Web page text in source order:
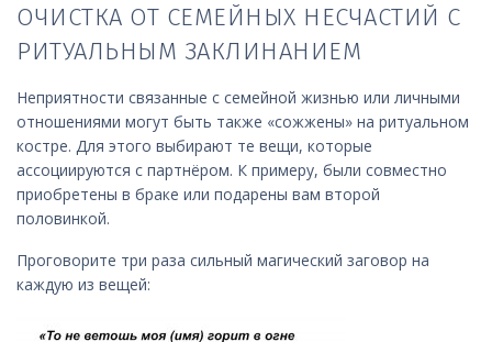
ОЧИСТКА ОТ СЕМЕЙНЫХ НЕСЧАСТИЙ С
РИТУАЛЬНЫМ ЗАКЛИНАНИЕМ
Неприятности связанные с семейной жизнью или личными
отношениями могут быть также «сожжены» на ритуальном
костре. Для этого выбирают те вещи, которые
ассоциируются с партнёром. К примеру, были совместно
приобретены в браке или подарены вам второй
половинкой.
Проговорите три раза сильный магический заговор на
каждую из вещей: